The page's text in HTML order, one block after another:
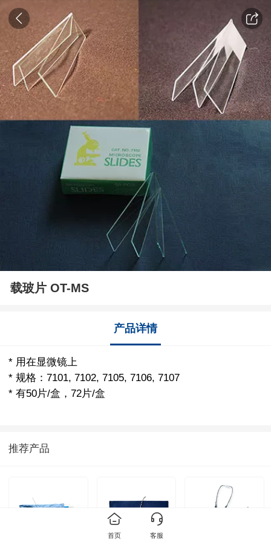
载玻片 OT-MS
产品详情
* 用在显微镜上
* 规格：7101, 7102, 7105, 7106, 7107
* 有50片/盒，72片/盒
推荐产品
首页 客服